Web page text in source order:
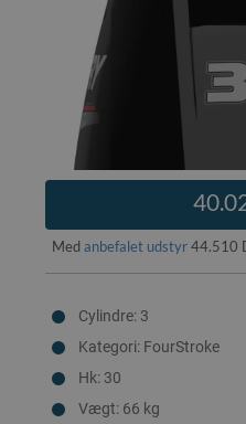
Med anbefalet udstyr44.510
Cylindre: 3
Kategori: FourStroke
Hk: 30
Vægt: 66 kg